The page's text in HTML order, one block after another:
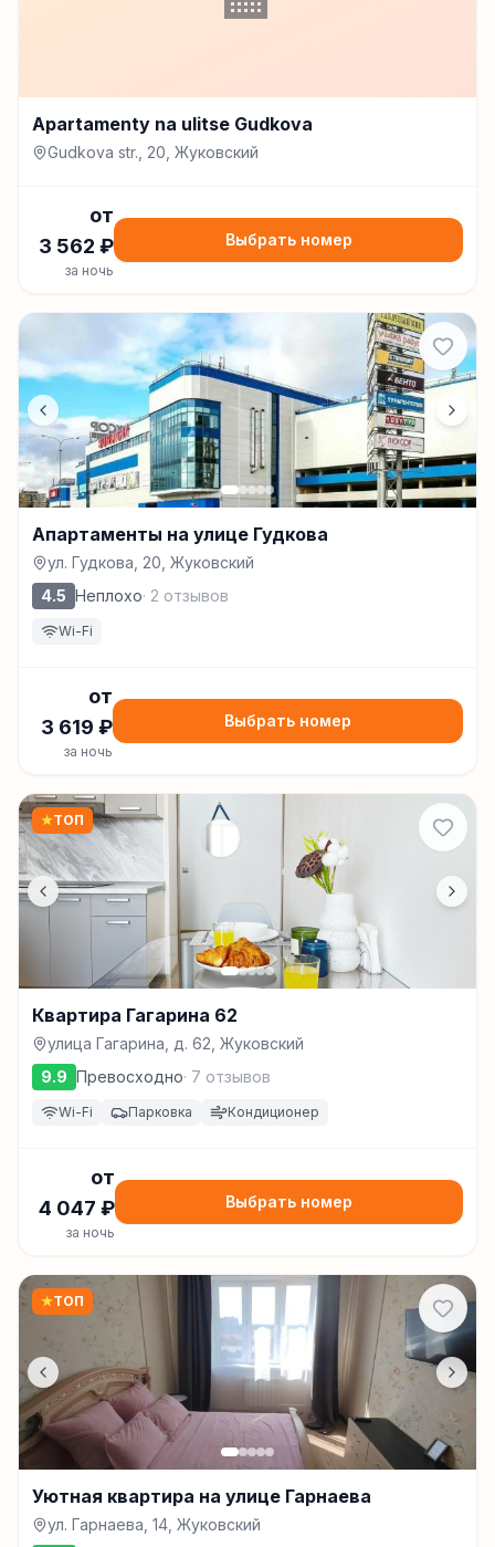
Apartamenty na ulitse Gudkova
Gudkova str., 20, Жуковский
от
3 562 ₽
за ночь
Выбрать номер
Апартаменты на улице Гудкова
ул. Гудкова, 20, Жуковский
4.5 Неплохо· 2 отзывов
Wi-Fi
от
3 619 ₽
за ночь
Выбрать номер
★ТОП
Квартира Гагарина 62
улица Гагарина, д. 62, Жуковский
9.9 Превосходно· 7 отзывов
Wi-Fi Парковка Кондиционер
от
4 047 ₽
за ночь
Выбрать номер
★ТОП
Уютная квартира на улице Гарнаева
ул. Гарнаева, 14, Жуковский